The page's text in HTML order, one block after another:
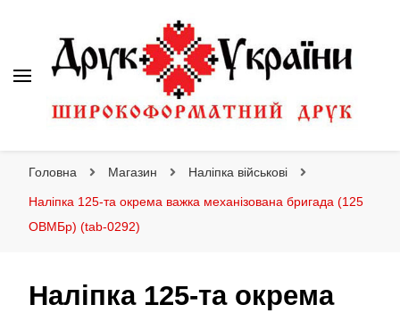
Головна Магазин Наліпка військові
Наліпка 125-та окрема важка механізована бригада (125
ОВМБр) (tab-0292)
Наліпка 125-та окрема